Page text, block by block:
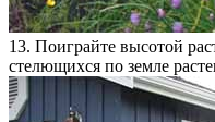
13. Поиграйте высотой
стелющихся по земле